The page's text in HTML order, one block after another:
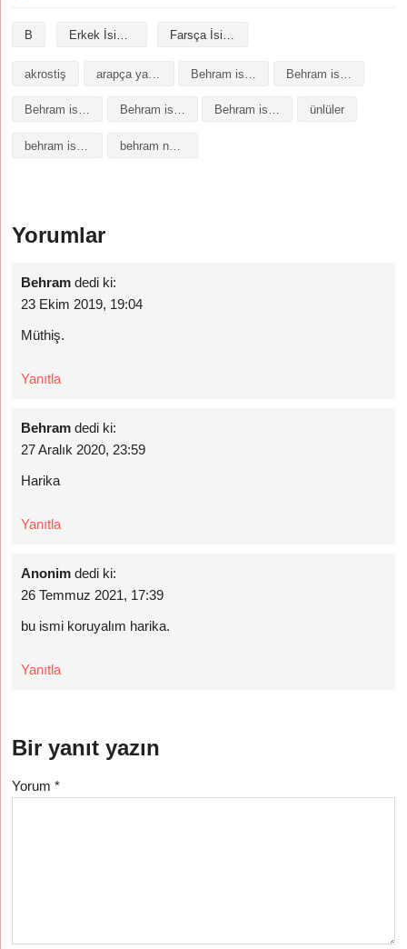
B Erkek İsimleri Farsça İsimler
akrostiş arapça yazılışı
Behram isminin baş harfleriyle şiir Behram isminin kökeni Behram isminin numerolojisi ünlüler
behram ne demek
Yorumlar
Behram dedi ki:
23 Ekim 2019, 19:04
Müthiş.
Yanıtla
Behram dedi ki:
27 Aralık 2020, 23:59
Harika
Yanıtla
Anonim dedi ki:
26 Temmuz 2021, 17:39
bu ismi koruyalım harika.
Yanıtla
Bir yanıt yazın
Yorum*